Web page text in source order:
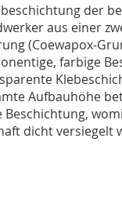
der
aus einer
(Coewapox-
farbige
Aufbauhöhe
dicht versiegelt